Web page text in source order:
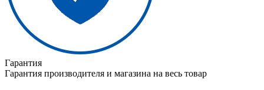
Гарантия
Гарантия производителя и магазина на весь товар